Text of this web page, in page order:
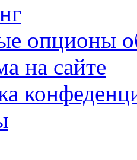
опционы
на сайте